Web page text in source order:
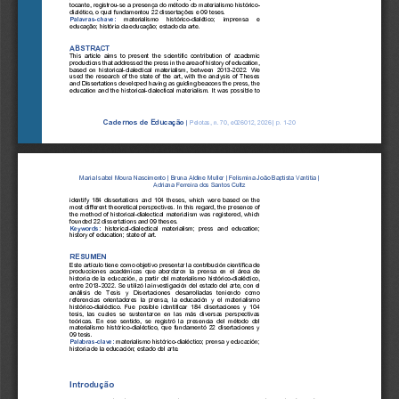
Cadernos de Educação | Pelotas, n. 70, e026012, 2026 | p. 1 20
tocante, registrou se a presença do método do materialismo histórico-
dialético, o qual fundamentou 22 dissertações e 09 teses.
Palavras chave: materialismo   histórico- dialético;   imprensa   e
educação; história da educação; estado da arte.
ABSTRACT
This  article  aims  to  present  the  scientific  contribution  of  academic
productions that addressed the press in the area of history of education,
based  on  historical dialectical  materialism,  between  2013 2022.  We
used the research of the state of the art, with the analysis of Theses
and Dissertations developed having as guiding beacons the press, the
education and the historical dialectical materialism. It was possible to
Maria Isabel Moura Nascimento | Bruna Aldine Muller | Felismina João Baptista Vantitia |
Adriana Ferreira dos Santos Cultz
identify 184 dissertations and 104 theses, which were based on the
most different theoretical perspectives. In this regard, the presence of
the method of historical dialectical materialism was registered, which
founded 22 dissertations and 09 theses.
Keywords:
historical dialectical  materialism;  press  and  education;
history of education; state of art.
RESUMEN
Este artículo tiene como objetivo presentar la contribución científica de
producciones  académicas  que  abordaron  la  prensa  en  el  área  de
historia de la educación, a partir del materialismo histórico -dialéctico,
entre 2013 2022. Se utilizó la investigación del estado del arte, con el
análisis  de  Tesis  y  Disertaciones  desarrolladas  teniendo  como
referencias  orientadores  la  prensa,  la  educación  y  el  materialismo
histórico- dialéctico.  Fue  posible  identificar  184  disertaciones  y  104
tesis,  las  cuales  se  sustentaron  en  las  más  diversas  perspectivas
teóricas.  En  ese  sentido,  se  registró  la  presencia  del  método  del
materialismo histórico- dialéctico, que fundamentó 22 disertaciones y
09 tesis.
Palabras clave: materialismo histórico- dialéctico; prensa y educación;
historia de la educación; estado del arte.
Introdução